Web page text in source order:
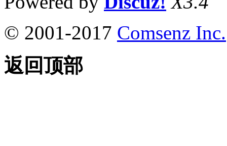
© 2001-2017 Comsenz Inc.
返回顶部